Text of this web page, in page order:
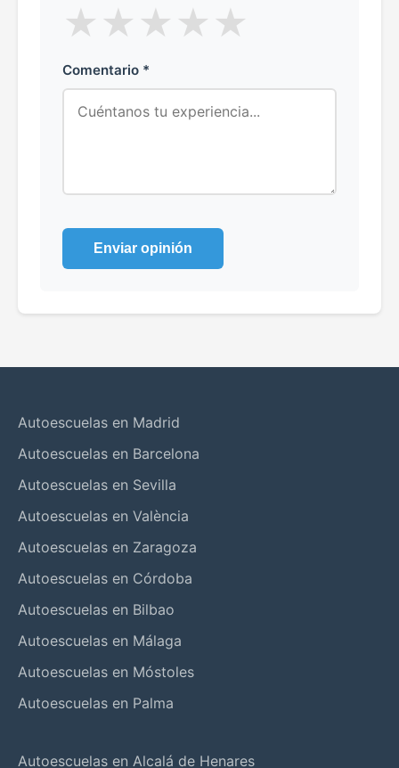
★
★
★
★
★
Comentario *
Enviar opinión
Autoescuelas en Madrid
Autoescuelas en Barcelona
Autoescuelas en Sevilla
Autoescuelas en València
Autoescuelas en Zaragoza
Autoescuelas en Córdoba
Autoescuelas en Bilbao
Autoescuelas en Málaga
Autoescuelas en Móstoles
Autoescuelas en Palma
Autoescuelas en Alcalá de Henares